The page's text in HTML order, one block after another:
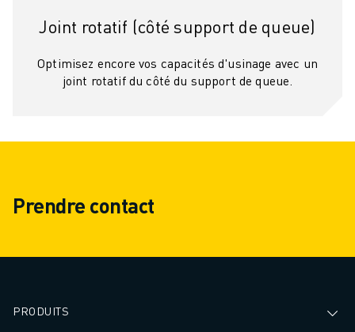
Joint rotatif (côté support de queue)
Optimisez encore vos capacités d'usinage avec un
joint rotatif du côté du support de queue.
Prendre contact
PRODUITS